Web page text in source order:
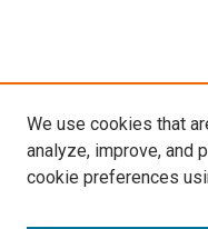
We use cookies that
analyze, improve, and
cookie preferences